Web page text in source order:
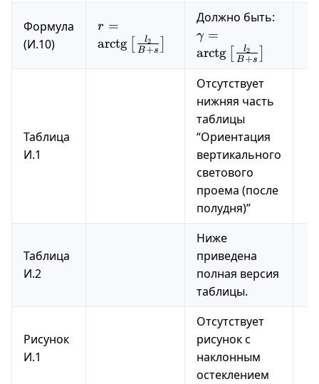
Формула
(И.10)
r =
{B + s}\right]
r =
arctg
B+s
l2
Должно быть:
γ =
arctg
B+s
l2
Таблица
И.1
Отсутствует
нижняя часть
таблицы
“Ориентация
вертикального
светового
проема (после
полудня)”
Таблица
И.2
Ниже
приведена
полная версия
таблицы.
Рисунок
И.1
Отсутствует
рисунок с
наклонным
остеклением